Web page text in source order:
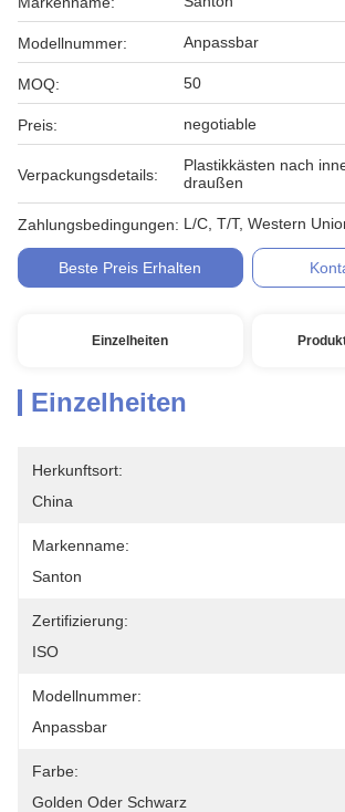
Modellnummer: Anpassbar
MOQ: 50
Preis: negotiable
Verpackungsdetails:
Plastikkästen nach
draußen
Zahlungsbedingungen: L/C, T/T, Western
Beste Preis Erhalten
Einzelheiten
Einzelheiten
Herkunftsort:
China
Markenname:
Santon
Zertifizierung:
ISO
Modellnummer:
Anpassbar
Farbe:
Golden Oder Schwarz